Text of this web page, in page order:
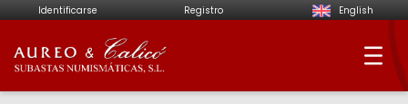
Identificarse Registro English
Aureo & Calicó -